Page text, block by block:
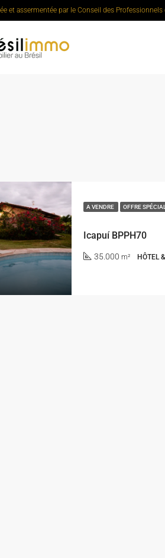
et assermentée par le Conseil des
A VENDRE OFFRE
Icapuí BPPH70
35.000 m² HÔTEL